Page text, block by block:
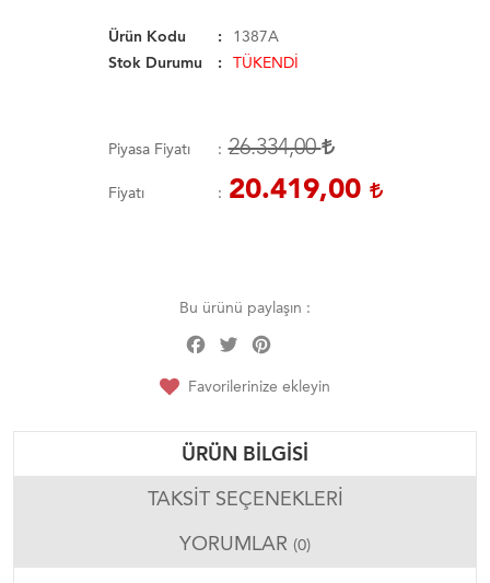
Ürün Kodu
1387A
Stok Durumu
TÜKENDİ
Piyasa Fiyatı 26.334,00
Fiyatı 20.419,00
Bu ürünü paylaşın :
Facebook
Twitter
Favorilerinize ekleyin
ÜRÜN BILGISI
TAKSIT SEÇENEKLERI
YORUMLAR (0)